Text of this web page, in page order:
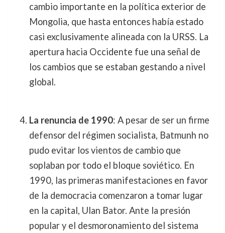
cambio importante en la política exterior de
Mongolia, que hasta entonces había estado
casi exclusivamente alineada con la URSS. La
apertura hacia Occidente fue una señal de
los cambios que se estaban gestando a nivel
global.
La renuncia de 1990: A pesar de ser un firme
defensor del régimen socialista, Batmunh no
pudo evitar los vientos de cambio que
soplaban por todo el bloque soviético. En
1990, las primeras manifestaciones en favor
de la democracia comenzaron a tomar lugar
en la capital, Ulan Bator. Ante la presión
popular y el desmoronamiento del sistema